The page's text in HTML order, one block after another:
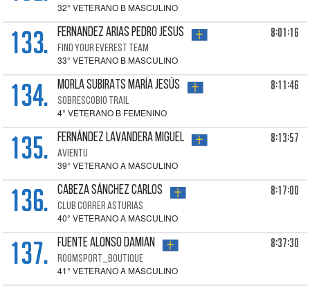
32° VETERANO B MASCULINO
133. FERNANDEZ ARIAS Pedro Jesus
FIND YOUR EVEREST TEAM
33° VETERANO B MASCULINO
8:01:16
134. MORLA SUBIRATS María Jesús
SOBRESCOBIO TRAIL
4° VETERANO B FEMENINO
8:11:46
135. FERNÁNDEZ LAVANDERA Miguel
AVIENTU
39° VETERANO A MASCULINO
8:13:57
136. CABEZA SÁNCHEZ Carlos
CLUB CORRER ASTURIAS
40° VETERANO A MASCULINO
8:17:00
137. FUENTE ALONSO Damian
ROOMSPORT_BOUTIQUE
41° VETERANO A MASCULINO
8:37:30